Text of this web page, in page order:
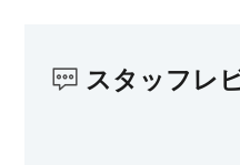
また、カウチのように足を伸
かせるため、普段はカウチ
スタッフレ